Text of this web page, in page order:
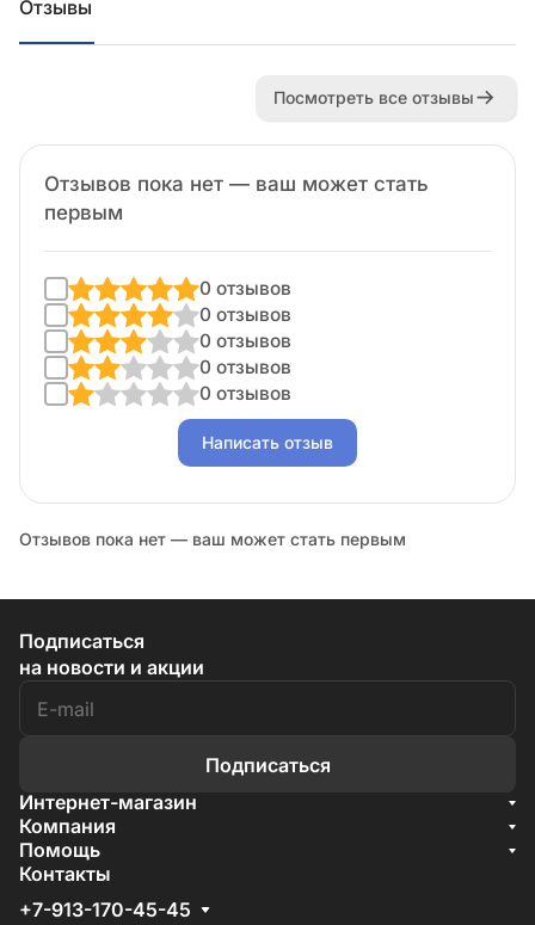
Отзывы
Посмотреть все отзывы
Отзывов пока нет — ваш может стать
первым
0 отзывов
0 отзывов
0 отзывов
0 отзывов
0 отзывов
Написать отзыв
Отзывов пока нет — ваш может стать первым
Подписаться
на новости и акции
Подписаться
Интернет-магазин
Акции
Бренды
Компания
О компании
Документы
Условия поставки
Помощь
Условия доставки
Способы оплаты
Контакты
+7-913-170-45-45